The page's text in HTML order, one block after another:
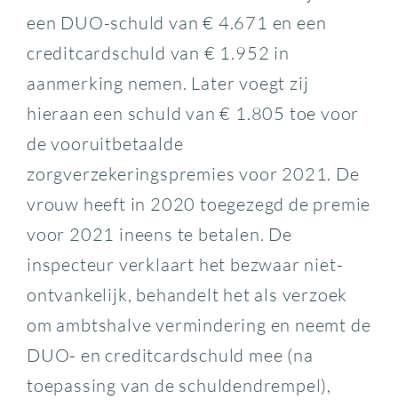
een DUO-schuld van € 4.671 en een
creditcardschuld van € 1.952 in
aanmerking nemen. Later voegt zij
hieraan een schuld van € 1.805 toe voor
de vooruitbetaalde
zorgverzekeringspremies voor 2021. De
vrouw heeft in 2020 toegezegd de premie
voor 2021 ineens te betalen. De
inspecteur verklaart het bezwaar niet-
ontvankelijk, behandelt het als verzoek
om ambtshalve vermindering en neemt de
DUO- en creditcardschuld mee (na
toepassing van de schuldendrempel),